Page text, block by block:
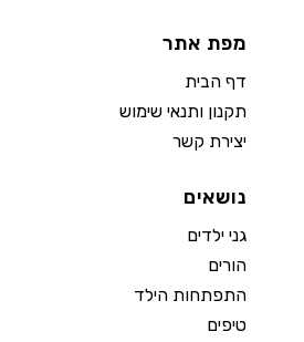
מפת אתר
דף הבית
תקנון ותנאי שימוש
יצירת קשר
נושאים
גני ילדים
הורים
התפתחות הילד
טיפים